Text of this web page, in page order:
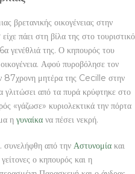
βρετανικής οικογένειας στην
πάει στη βίλα της στο τουριστικό
γενέθλιά της. Ο κηπουρός του
Αφού πυροβόλησε τον
87χρονη μητέρα της Cecille στην
από τα πυρά κρύφτηκε στο
«γάζωσε» κυριολεκτικά την πόρτα
η γυναίκα να πέσει νεκρή.
συνελήφθη από την Αστυνομία και
ο κηπουρός και η